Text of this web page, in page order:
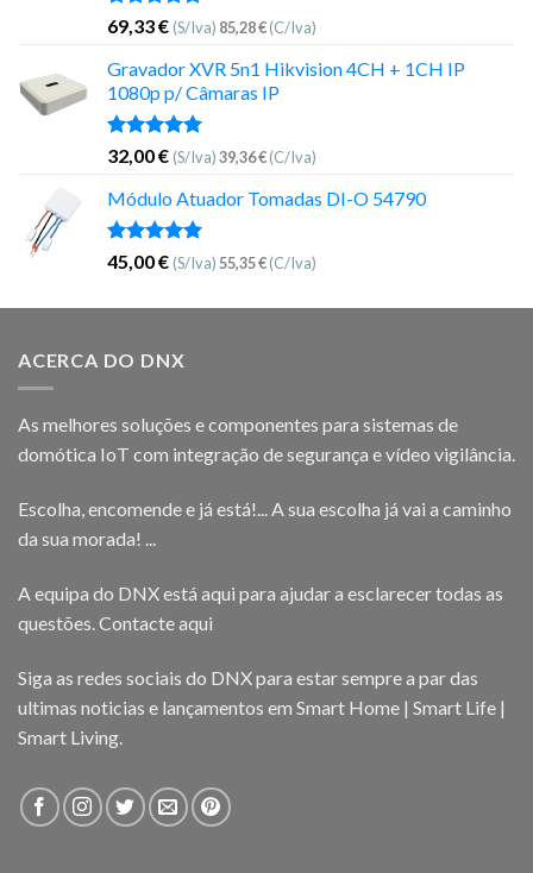
Avaliação
5.00
de 5
69,33€ (S/Iva) 85,28€(C/Iva)
Gravador XVR 5n1 Hikvision 4CH + 1CH IP
1080p p/ Câmaras IP
Avaliação
5.00
de 5
32,00€ (S/Iva)39,36€(C/Iva)
Módulo Atuador Tomadas DI-O 54790
Avaliação
5.00
de 5
45,00€ (S/Iva)55,35€(C/Iva)
ACERCA DO DNX
As melhores soluções e componentes para sistemas de
domótica IoT com integração de segurança e vídeo vigilância.
Escolha, encomende e já está!... A sua escolha já vai a caminho
da sua morada! ...
A equipa do DNX está aqui para ajudar a esclarecer todas as
questões. Contacte aqui
Siga as redes sociais do DNX para estar sempre a par das
ultimas noticias e lançamentos em Smart Home | Smart Life |
Smart Living.